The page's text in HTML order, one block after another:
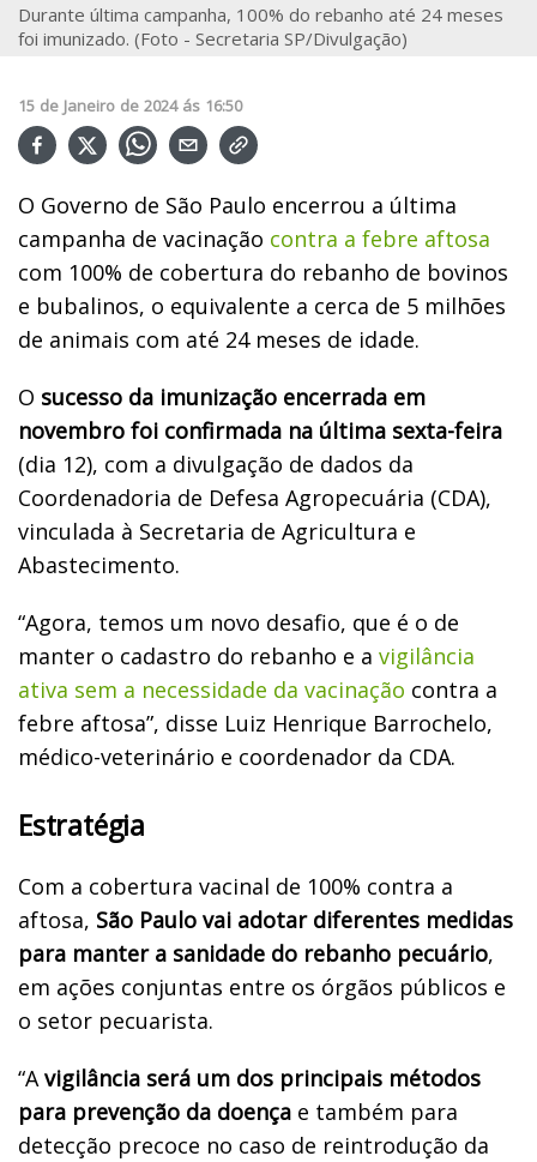
Durante última campanha, 100% do rebanho até 24 meses
foi imunizado. (Foto - Secretaria SP/Divulgação)
15 de Janeiro de 2024 ás 16:50
O Governo de São Paulo encerrou a última
campanha de vacinação contra a febre aftosa
com 100% de cobertura do rebanho de bovinos
e bubalinos, o equivalente a cerca de 5 milhões
de animais com até 24 meses de idade.
O sucesso da imunização encerrada em
novembro foi confirmada na última sexta-feira
(dia 12), com a divulgação de dados da
Coordenadoria de Defesa Agropecuária (CDA),
vinculada à Secretaria de Agricultura e
Abastecimento.
“Agora, temos um novo desafio, que é o de
manter o cadastro do rebanho e a vigilância
ativa sem a necessidade da vacinação contra a
febre aftosa”, disse Luiz Henrique Barrochelo,
médico-veterinário e coordenador da CDA.
Estratégia
Com a cobertura vacinal de 100% contra a
aftosa, São Paulo vai adotar diferentes medidas
para manter a sanidade do rebanho pecuário,
em ações conjuntas entre os órgãos públicos e
o setor pecuarista.
“Avigilância será um dos principais métodos
para prevenção da doença e também para
detecção precoce no caso de reintrodução da